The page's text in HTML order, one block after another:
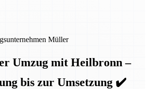
Müller
Umzug mit Heilbronn –
bis zur Umsetzung ✔️